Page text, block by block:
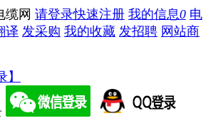
缆网 请登录快速注册 我的信息0 电
译 发采购 我的收藏 发招聘 网站商
】